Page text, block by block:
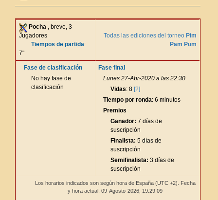
Pocha , breve, 3
Jugadores
Tiempos de partida:
7"
Todas las ediciones del torneo Pim
Pam Pum
Fase de clasificación
No hay fase de
clasificación
Fase final
Lunes 27-Abr-2020 a las 22:30
Vidas: 8 [?]
Tiempo por ronda: 6 minutos
Premios
Ganador: 7 días de
suscripción
Finalista: 5 días de
suscripción
Semifinalista: 3 días de
suscripción
Los horarios indicados son según hora de España (UTC +2). Fecha
y hora actual: 09-Agosto-2026, 19:29:09